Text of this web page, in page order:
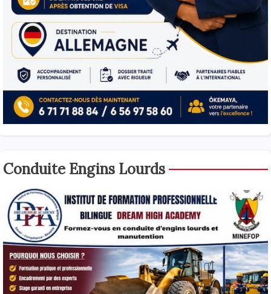
Conduite Engins Lourds